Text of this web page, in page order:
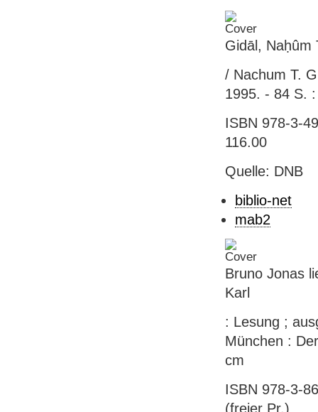
Gidāl, Naḥûm
/ Nachum T.
1995. - 84 S.
ISBN 978-3-
116.00
Quelle: DNB
biblio-net
mab2
Bruno Jonas
Karl
: Lesung ;
München :
cm
ISBN 978-3-
(freier Pr.)